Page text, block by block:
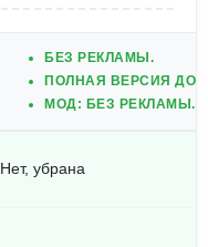
БЕЗ РЕКЛАМЫ.
ПОЛНАЯ ВЕРСИЯ
МОД: БЕЗ РЕКЛАМЫ.
Нет, убрана